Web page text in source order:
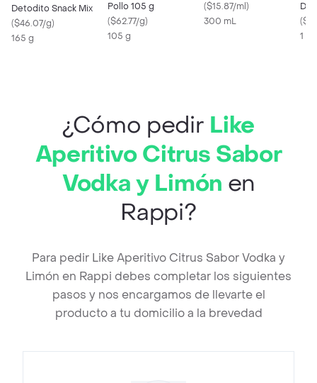
Detodito Snack Mix
($46.07/g)
165 g
Pollo 105 g
($62.77/g)
105 g
($15.87/ml)
300 mL
(
1 X
¿Cómo pedir Like
Aperitivo Citrus Sabor
Vodka y Limón en
Rappi?
Para pedir Like Aperitivo Citrus Sabor Vodka y
Limón en Rappi debes completar los siguientes
pasos y nos encargamos de llevarte el
producto a tu domicilio a la brevedad